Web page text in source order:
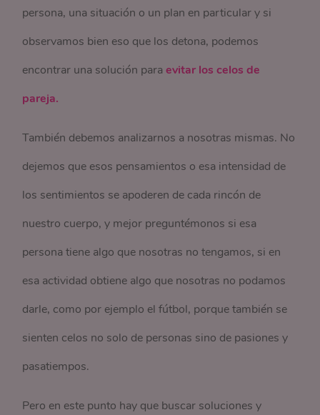
persona, una situación o un plan en particular y si
observamos bien eso que los detona, podemos
encontrar una solución paraevitar los celos de
pareja.
También debemos analizarnos a nosotras mismas. No
dejemos que esos pensamientos o esa intensidad de
los sentimientos se apoderen de cada rincón de
nuestro cuerpo, y mejor preguntémonos si esa
persona tiene algo que nosotras no tengamos, si en
esa actividad obtiene algo que nosotras no podamos
darle, como por ejemplo el fútbol, porque también se
sienten celos no solo de personas sino de pasiones y
pasatiempos.
Pero en este punto hay que buscar soluciones y